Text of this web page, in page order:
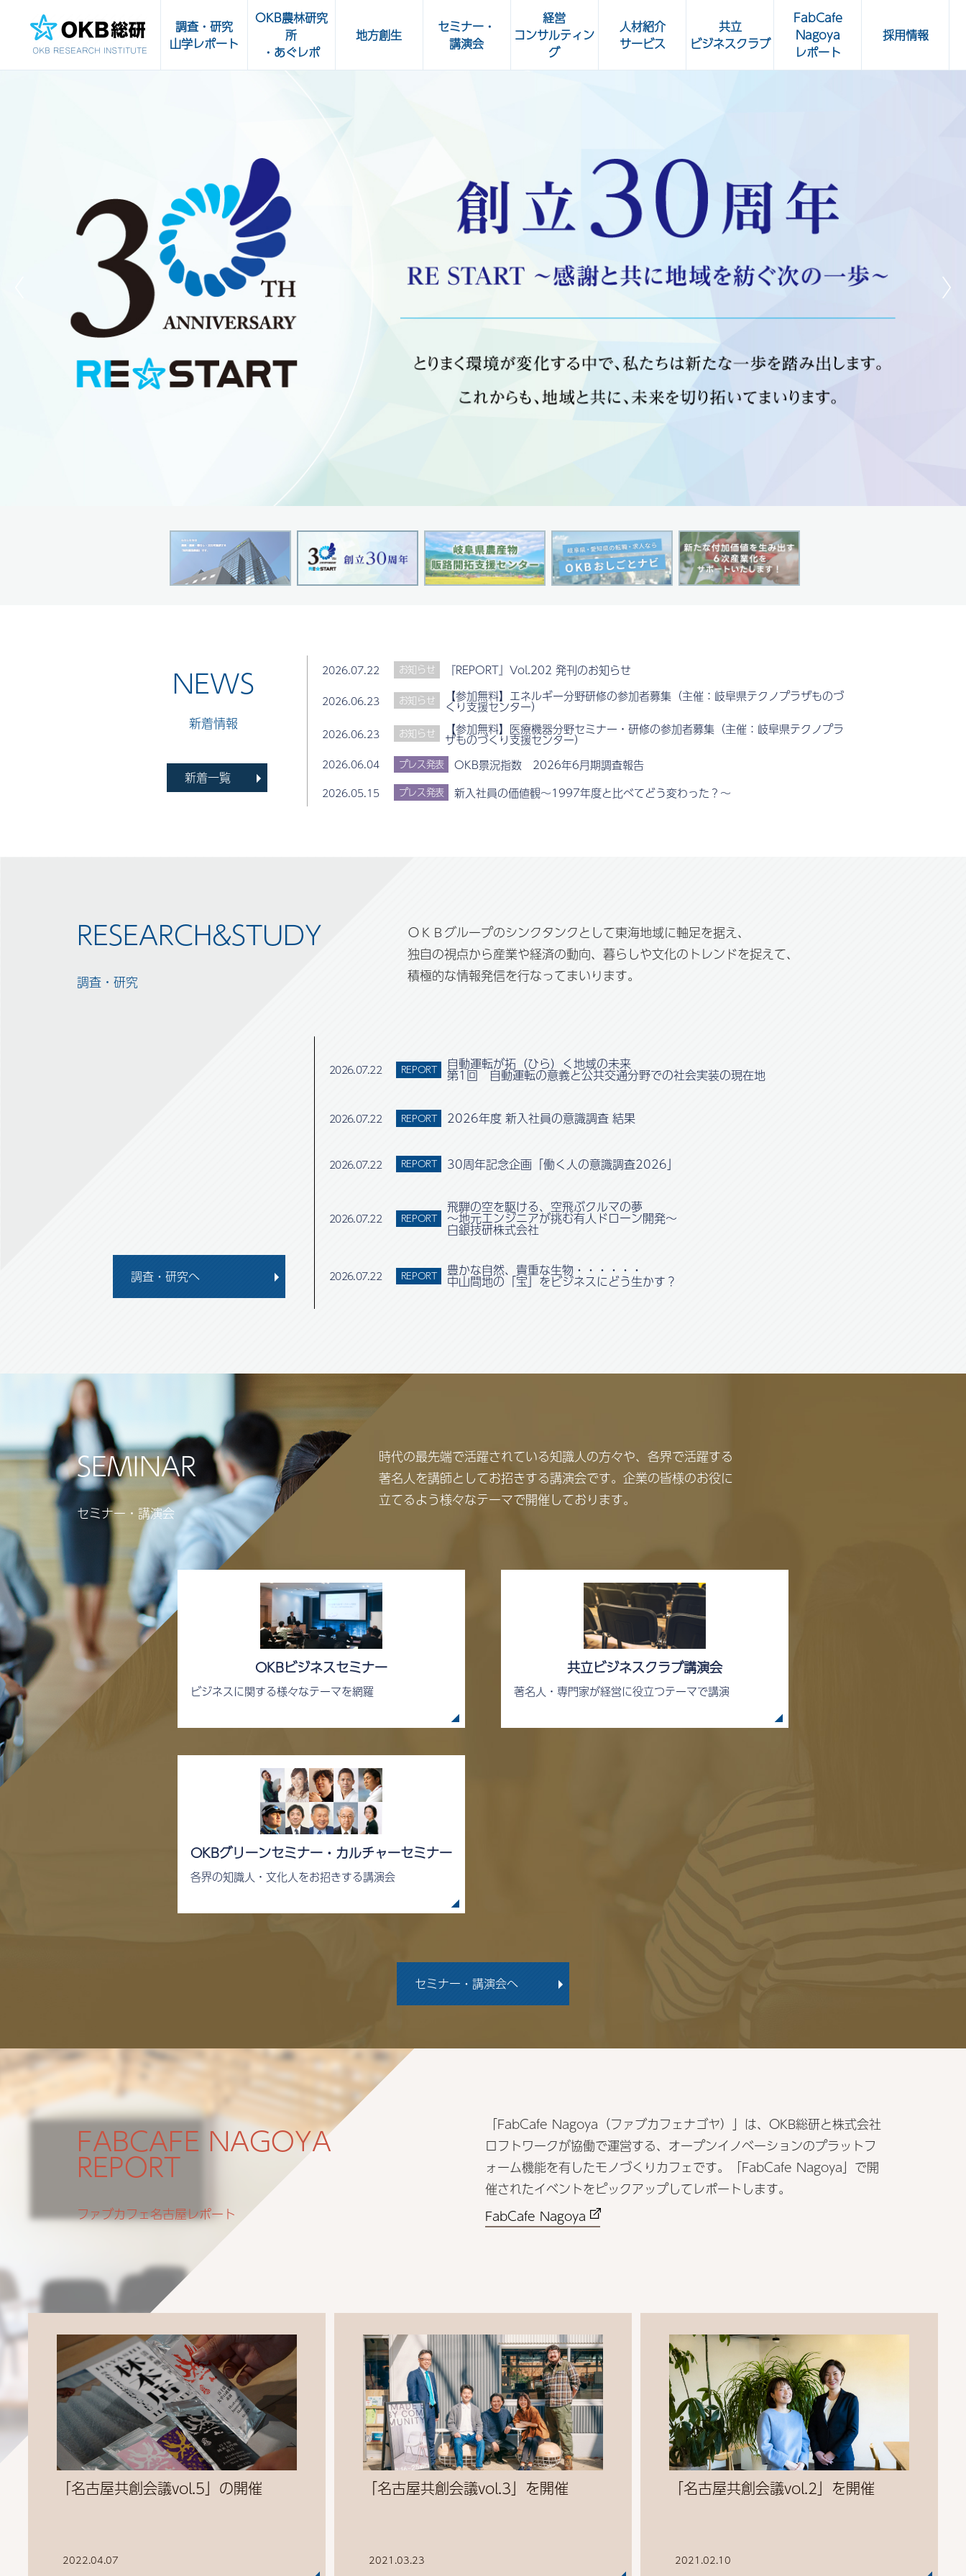
調査・研究
山学レポート
OKB農林研究
所
・あぐレポ
品の輸出サポート
販路開拓支援
センター
地方創生
セミナー・
講演会
OKBグリーンセミナー・
OKBカルチャーセミナー
経営
コンサルティン
グ
人材紹介
サービス
共立
ビジネスクラブ
FabCafe
Nagoya
レポート
採用情報
新着情報
2026.07.22 お知らせ 『REPORT』Vol.202 発刊のお知らせ
2026.06.23 お知らせ 【参加無料】エネルギー分野研修の参加者募集（主催：岐阜県テクノプラザものづ
くり支援センター）
2026.06.23 お知らせ 【参加無料】医療機器分野セミナー・研修の参加者募集（主催：岐阜県テクノプラ
ザものづくり支援センター）
2026.06.04 プレス発表 OKB景況指数 2026年6月期調査報告
2026.05.15 プレス発表 新入社員の価値観～1997年度と比べてどう変わった？～
新着一覧
調査・研究
ＯＫＢグループのシンクタンクとして東海地域に軸足を据え、
独自の視点から産業や経済の動向、暮らしや文化のトレンドを捉えて、
積極的な情報発信を行なってまいります。
調査・研究へ
2026.07.22 REPORT 自動運転が拓（ひら）く地域の未来
第1回 自動運転の意義と公共交通分野での社会実装の現在地
2026.07.22 REPORT 2026年度 新入社員の意識調査 結果
2026.07.22 REPORT 30周年記念企画「働く人の意識調査2026」
2026.07.22 REPORT
飛騨の空を駆ける、空飛ぶクルマの夢
～地元エンジニアが挑む有人ドローン開発～
白銀技研株式会社
2026.07.22 REPORT 豊かな自然、貴重な生物・・・・・・
中山間地の「宝」をビジネスにどう生かす？
セミナー・講演会
時代の最先端で活躍されている知識人の方々や、各界で活躍する
著名人を講師としてお招きする講演会です。企業の皆様のお役に
立てるよう様々なテーマで開催しております。
OKBビジネスセミナー
ビジネスに関する様々なテーマを網羅
共立ビジネスクラブ講演会
著名人・専門家が経営に役立つテーマで講演
OKBグリーンセミナー・カルチャーセミナー
各界の知識人・文化人をお招きする講演会
セミナー・講演会へ
ファブカフェ名古屋レポート
「FabCafe Nagoya（ファブカフェナゴヤ）」は、OKB総研と株式会社
ロフトワークが協働で運営する、オープンイノベーションのプラットフ
ォーム機能を有したモノづくりカフェです。「FabCafe Nagoya」で開
催されたイベントをピックアップしてレポートします。
FabCafe Nagoya
「名古屋共創会議vol.5」の開催
2022.04.07
「名古屋共創会議vol.3」を開催
2021.03.23
「名古屋共創会議vol.2」を開催
2021.02.10